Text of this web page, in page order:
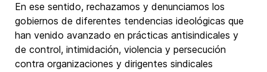
En ese sentido, rechazamos y denunciamos los
gobiernos de diferentes tendencias ideológicas que
han venido avanzado en prácticas antisindicales y
de control, intimidación, violencia y persecución
contra organizaciones y dirigentes sindicales